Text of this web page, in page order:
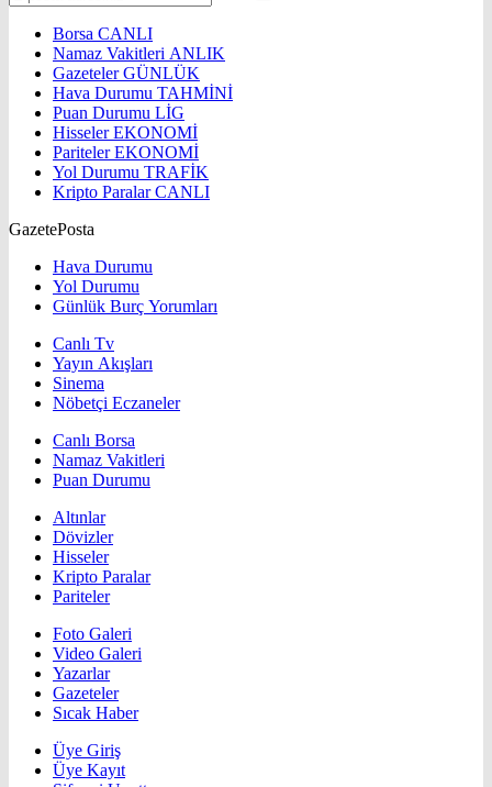
Borsa CANLI
Namaz Vakitleri ANLIK
GazetelerGÜNLÜK
Hava Durumu TAHMİNİ
Puan Durumu LİG
HisselerEKONOMİ
ParitelerEKONOMİ
Yol Durumu TRAFİK
Kripto ParalarCANLI
GazetePosta
Hava Durumu
Yol Durumu
Günlük Burç Yorumları
Canlı Tv
Yayın Akışları
Sinema
Nöbetçi Eczaneler
Canlı Borsa
Namaz Vakitleri
Puan Durumu
Altınlar
Dövizler
Hisseler
Kripto Paralar
Pariteler
Foto Galeri
Video Galeri
Yazarlar
Gazeteler
Sıcak Haber
Üye Giriş
Üye Kayıt